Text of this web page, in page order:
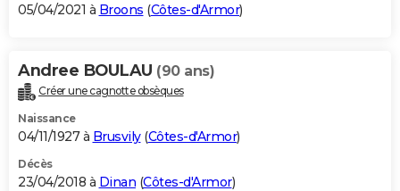
S'inscrire
Se connecter
Lycées
Collèges
Primaires
Universités
Entreprises
Service militaire
Avis de recherche
AVIS DE DÉCÈS
Bricolage
Lifestyle
Culture
Sport
Auto
Television
Voyage
Cinema
05/04/2021 à Broons (Côtes-d'Armor)
Andree BOULAU (90 ans)
Créer une cagnotte obsèques
Naissance
04/11/1927 à Brusvily(Côtes-d'Armor)
Décès
23/04/2018 à Dinan (Côtes-d'Armor)